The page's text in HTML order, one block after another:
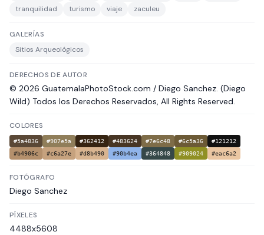
tranquilidad
turismo viaje zaculeu
GALERÍAS
Sitios Arqueológicos
DERECHOS DE AUTOR
© 2026 GuatemalaPhotoStock.com / Diego Sanchez. (Diego
Wild) Todos los Derechos Reservados, All Rights Reserved.
COLORES
#5a4836 #907e5a #362412 #483624 #7e6c48 #6c5a36
#121212
#b4906c
#c6a27e #d8b490 #90b4ea #364848 #909024 #eac6a2
FOTÓGRAFO
Diego Sanchez
PÍXELES
4488x5608